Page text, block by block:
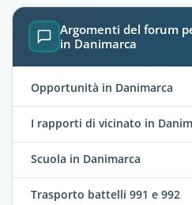
Argomenti del forum
in Danimarca
Opportunità in Danimarca
I rapporti di vicinato in
Scuola in Danimarca
Trasporto battelli 991 e 992